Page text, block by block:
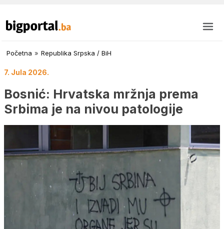
Početna » Republika Srpska / BiH
7. Jula 2026.
Bosnić: Hrvatska mržnja prema
Srbima je na nivou patologije